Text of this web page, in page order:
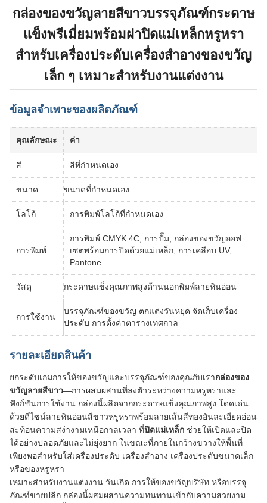
กล่องของขวัญลายสีขาวบรรจุภัณฑ์กระดาษ
แข็งพรีเมี่ยมพร้อมฝาปิดแม่เหล็กหรูหรา
สำหรับเครื่องประดับเครื่องสำอางของขวัญ
เล็ก ๆ เหมาะสำหรับงานแต่งงาน
ข้อมูลจำเพาะของผลิตภัณฑ์
คุณลักษณะ ค่า
สี สีที่กำหนดเอง
ขนาด ขนาดที่กำหนดเอง
โลโก้ การพิมพ์โลโก้ที่กำหนดเอง
การพิมพ์
การพิมพ์ CMYK 4C, การปั๊ม, กล่องของขวัญออฟ
เซตพร้อมการปิดด้วยแม่เหล็ก, การเคลือบ UV,
Pantone
วัสดุ กระดาษแข็งคุณภาพสูงด้านนอกพิมพ์ลายหินอ่อน
การใช้งาน
บรรจุภัณฑ์ของขวัญ ตกแต่งวันหยุด จัดเก็บเครื่อง
ประดับ การตั้งค่าตารางเทศกาล
รายละเอียดสินค้า
ยกระดับเกมการให้ของขวัญและบรรจุภัณฑ์ของคุณกับเรากล่องของ
ขวัญลายสีขาว—การผสมผสานที่ลงตัวระหว่างความหรูหราและ
ฟังก์ชันการใช้งาน กล่องนี้ผลิตจากกระดาษแข็งคุณภาพสูง โดดเด่น
ด้วยดีไซน์ลายหินอ่อนสีขาวหรูหราพร้อมลายเส้นสีทองอันละเอียดอ่อน
สะท้อนความสง่างามเหนือกาลเวลา ที่ปิดแม่เหล็ก ​ ช่วยให้เปิดและปิด
ได้อย่างปลอดภัยและไม่ยุ่งยาก ในขณะที่ภายในกว้างขวางให้พื้นที่
เพียงพอสำหรับใส่เครื่องประดับ เครื่องสำอาง เครื่องประดับขนาดเล็ก
หรือของหรูหรา
เหมาะสำหรับงานแต่งงาน วันเกิด การให้ของขวัญบริษัท หรือบรรจุ
ภัณฑ์ขายปลีก กล่องนี้ผสมผสานความทนทานเข้ากับความสวยงาม